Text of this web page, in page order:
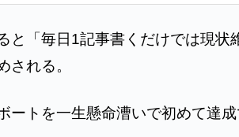
と「毎日1記事書くだけでは現状
される。
ートを一生懸命漕いで初めて達成